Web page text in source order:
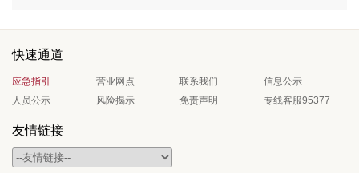
快速通道
应急指引 营业网点 联系我们
信息公示
人员公示
风险揭示 免责声明 专线客服95377
友情链接